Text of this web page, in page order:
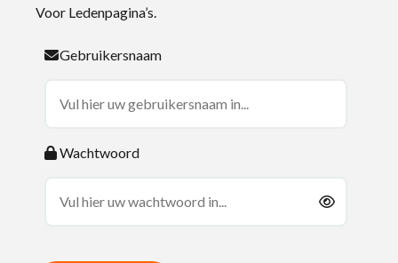
Voor Ledenpagina’s.
Gebruikersnaam
Wachtwoord